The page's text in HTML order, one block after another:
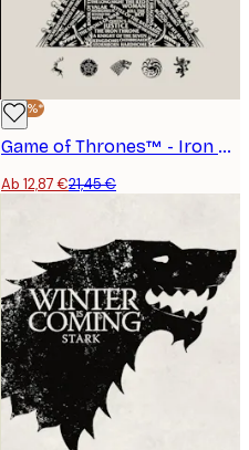
-40%*
Game of Thrones™ - Iron Throne Poster
Ab 12,87 €21,45 €